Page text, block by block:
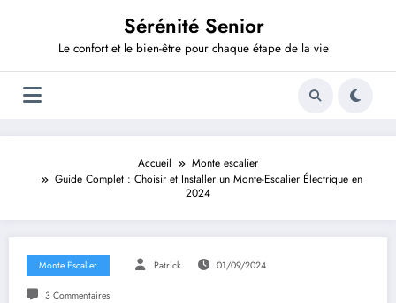
Sérénité Senior
Le confort et le bien-être pour chaque étape de la vie
Accueil
Monte escalier
Guide Complet : Choisir et Installer un Monte-Escalier Électrique en
2024
Monte Escalier Patrick 01/09/2024
3 Commentaires